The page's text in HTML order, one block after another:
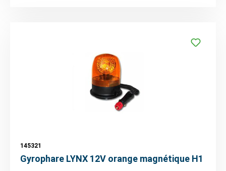
145321
Gyrophare LYNX 12V orange magnétique H1